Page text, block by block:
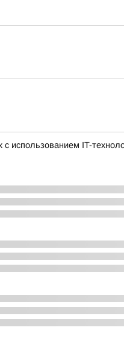
использованием IT-